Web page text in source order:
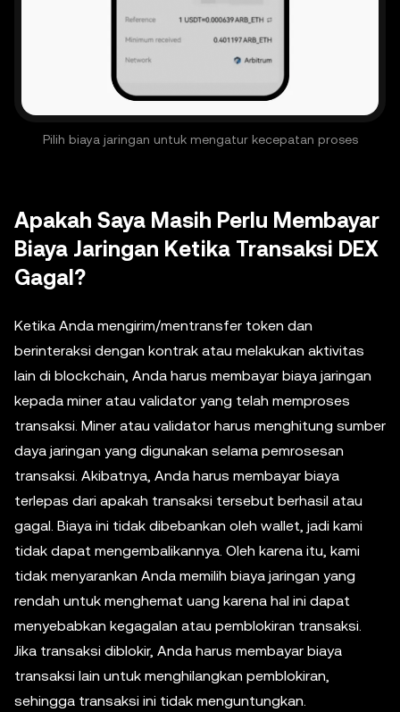
Pilih biaya jaringan untuk mengatur kecepatan proses
Apakah Saya Masih Perlu Membayar
Biaya Jaringan Ketika Transaksi DEX
Gagal?
Ketika Anda mengirim/mentransfer token dan
berinteraksi dengan kontrak atau melakukan aktivitas
lain di blockchain, Anda harus membayar biaya jaringan
kepada miner atau validator yang telah memproses
transaksi. Miner atau validator harus menghitung sumber
daya jaringan yang digunakan selama pemrosesan
transaksi. Akibatnya, Anda harus membayar biaya
terlepas dari apakah transaksi tersebut berhasil atau
gagal. Biaya ini tidak dibebankan oleh wallet, jadi kami
tidak dapat mengembalikannya. Oleh karena itu, kami
tidak menyarankan Anda memilih biaya jaringan yang
rendah untuk menghemat uang karena hal ini dapat
menyebabkan kegagalan atau pemblokiran transaksi.
Jika transaksi diblokir, Anda harus membayar biaya
transaksi lain untuk menghilangkan pemblokiran,
sehingga transaksi ini tidak menguntungkan.